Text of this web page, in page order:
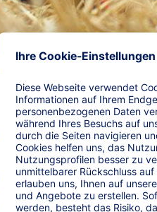
unterwegs sind.In Ihren
ärgerlicher, wenn die
der R+V.